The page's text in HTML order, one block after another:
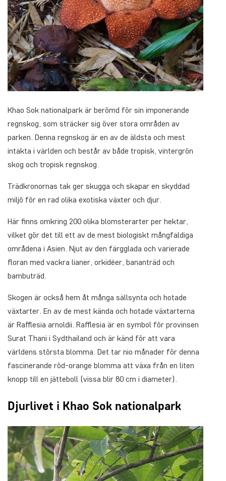
Khao Sok nationalpark är berömd för sin imponerande
regnskog, som sträcker sig över stora områden av
parken. Denna regnskog är en av de äldsta och mest
intakta i världen och består av både tropisk, vintergrön
skog och tropisk regnskog.
Trädkronornas tak ger skugga och skapar en skyddad
miljö för en rad olika exotiska växter och djur.
Här finns omkring 200 olika blomsterarter per hektar,
vilket gör det till ett av de mest biologiskt mångfaldiga
områdena i Asien. Njut av den färgglada och varierade
floran med vackra lianer, orkidéer, bananträd och
bambuträd.
Skogen är också hem åt många sällsynta och hotade
växtarter. En av de mest kända och hotade växtarterna
är Rafflesia arnoldii. Rafflesia är en symbol för provinsen
Surat Thani i Sydthailand och är känd för att vara
världens största blomma. Det tar nio månader för denna
fascinerande röd-orange blomma att växa från en liten
knopp till en jätteboll (vissa blir 80 cm i diameter).
Djurlivet i Khao Sok nationalpark